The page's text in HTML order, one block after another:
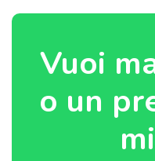
Vuoi
o un